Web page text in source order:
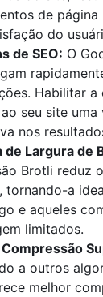
de página
do
de SEO: O
Habilitar a
seu site uma
nos
de Largura de
Brotli reduz
tornando-a
e aqueles
limitados.
a outros
melhor